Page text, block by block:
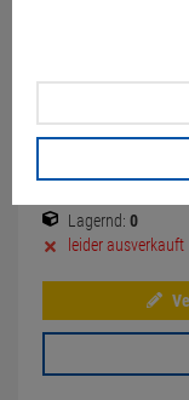
30,00 €
Lagernd: 0
leider ausverkauft